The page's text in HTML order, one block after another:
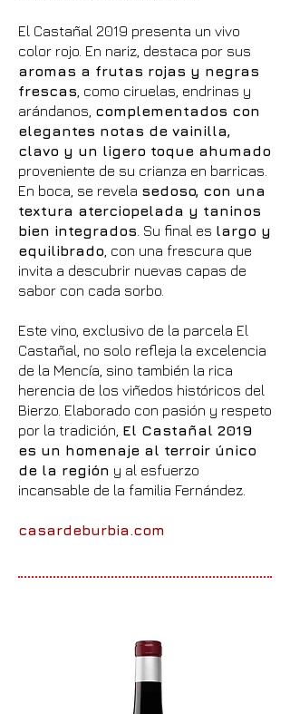
El Castañal 2019 presenta un vivo
color rojo. En nariz, destaca por sus
aromas a frutas rojas y negras
frescas , como ciruelas, endrinas y
arándanos, complementados con
elegantes notas de vainilla,
clavo y un ligero toque ahumado
proveniente de su crianza en barricas.
En boca, se revela sedoso, con una
textura aterciopelada y taninos
bien integrados . Su final es largo y
equilibrado , con una frescura que
invita a descubrir nuevas capas de
sabor con cada sorbo.
Este vino, exclusivo de la parcela El
Castañal, no solo refleja la excelencia
de la Mencía, sino también la rica
herencia de los viñedos históricos del
Bierzo. Elaborado con pasión y respeto
por la tradición, El Castañal 2019
es un homenaje al terroir único
de la región y al esfuerzo
incansable de la familia Fernández.
casardeburbia.com